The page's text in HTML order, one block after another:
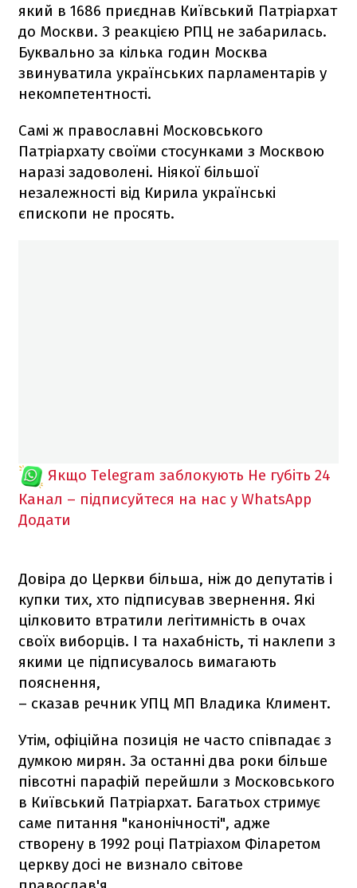
який в 1686 приєднав Київський Патріархат
до Москви. З реакцією РПЦ не забарилась.
Буквально за кілька годин Москва
звинуватила українських парламентарів у
некомпетентності.
Самі ж православні Московського
Патріархату своїми стосунками з Москвою
наразі задоволені. Ніякої більшої
незалежності від Кирила українські
єпископи не просять.
Якщо Telegram заблокують Не губіть 24
Канал – підписуйтеся на нас у WhatsApp
Додати
Довіра до Церкви більша, ніж до депутатів і
купки тих, хто підписував звернення. Які
цілковито втратили легітимність в очах
своїх виборців. І та нахабність, ті наклепи з
якими це підписувалось вимагають
пояснення,
– сказав речник УПЦ МП Владика Климент.
Утім, офіційна позиція не часто співпадає з
думкою мирян. За останні два роки більше
півсотні парафій перейшли з Московського
в Київський Патріархат. Багатьох стримує
саме питання "канонічності", адже
створену в 1992 році Патріахом Філаретом
церкву досі не визнало світове